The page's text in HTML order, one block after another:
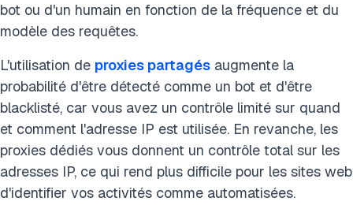
bot ou d'un humain en fonction de la fréquence et du
modèle des requêtes.
L'utilisation de proxies partagés augmente la
probabilité d'être détecté comme un bot et d'être
blacklisté, car vous avez un contrôle limité sur quand
et comment l'adresse IP est utilisée. En revanche, les
proxies dédiés vous donnent un contrôle total sur les
adresses IP, ce qui rend plus difficile pour les sites web
d'identifier vos activités comme automatisées.